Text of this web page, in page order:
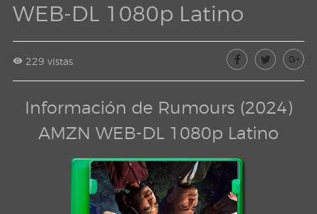
WEB-DL 1080p Latino
229 vistas
Información de Rumours (2024)
AMZN WEB-DL 1080p Latino